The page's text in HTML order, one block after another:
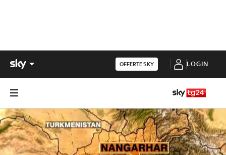
OFFERTE SKY LOGIN